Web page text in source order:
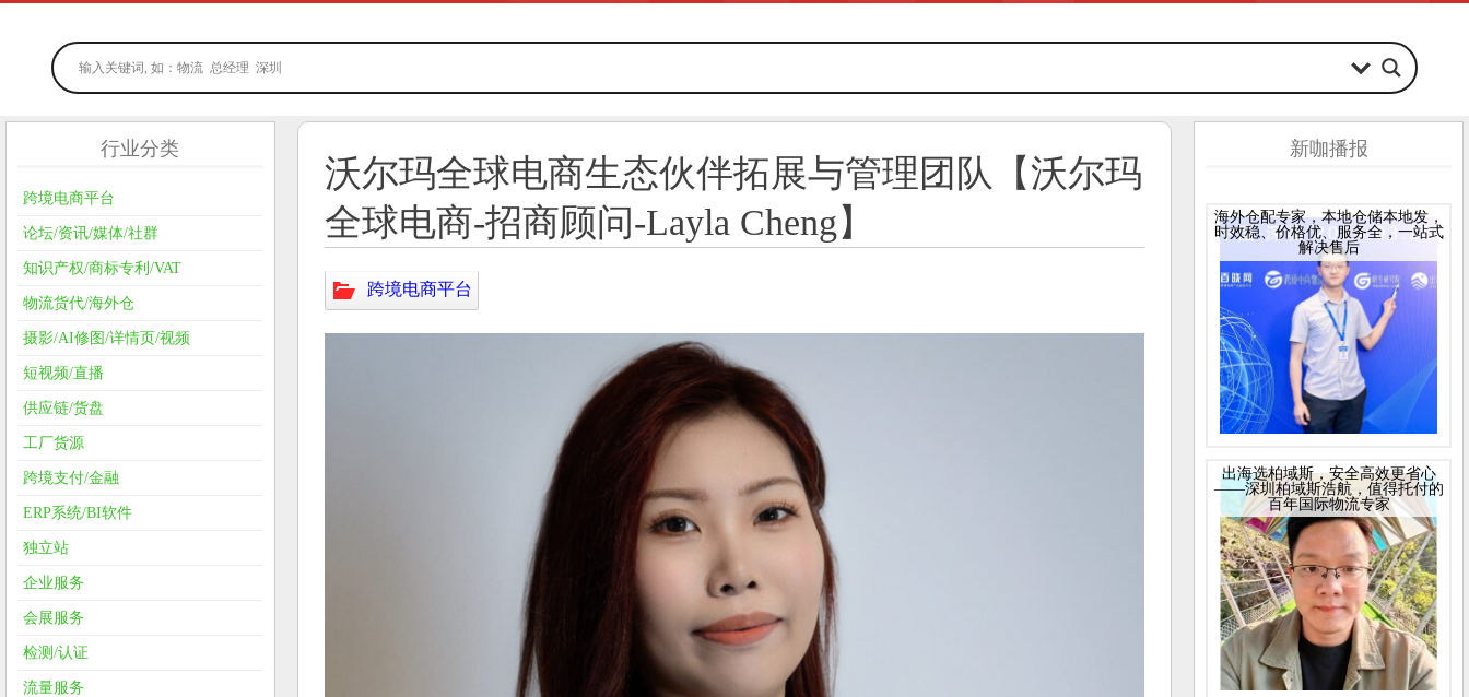
沃尔玛全球电商生态伙伴拓展与管理团队【沃尔玛
全球电商-招商顾问-Layla Cheng】
跨境电商平台
行业分类
跨境电商平台
论坛/资讯/媒体/社群
知识产权/商标专利/VAT
物流货代/海外仓
摄影/AI修图/详情页/视频
短视频/直播
供应链/货盘
工厂货源
跨境支付/金融
ERP系统/BI软件
独立站
企业服务
会展服务
检测/认证
流量服务
新咖播报
海外仓配专家，本地仓储本地发，
时效稳、价格优、服务全，一站式
解决售后
出海选柏域斯，安全高效更省心
——深圳柏域斯浩航，值得托付的
百年国际物流专家